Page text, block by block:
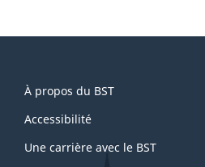
this
site
À propos du BST
Accessibilité
Une carrière avec le BST